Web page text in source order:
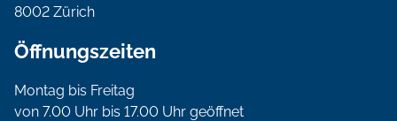
8002 Zürich
Öffnungszeiten
Montag bis Freitag
von 7.00 Uhr bis 17.00 Uhr geöffnet